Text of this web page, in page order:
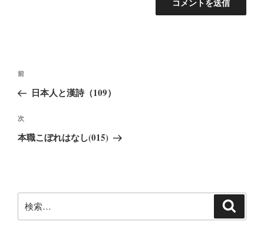
投
ナ
ビ
ゲ
ン
前
の
稿
前
日本人と漢詩（109）
次
の
次
本職こぼれはなし(015)
索: